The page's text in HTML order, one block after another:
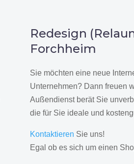
Redesign
Forchheim
Sie möchten eine neue
Unternehmen? Dann freuen
Außendienst berät Sie
die für Sie ideale und
Kontaktieren Sie uns!
Egal ob es sich um einen